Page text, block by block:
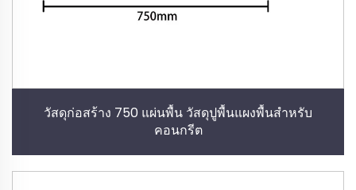
วัสดุก่อสร้าง 750 แผ่นพื้น วัสดุปูพื้นแผงพื้นสำหรับ
คอนกรีต